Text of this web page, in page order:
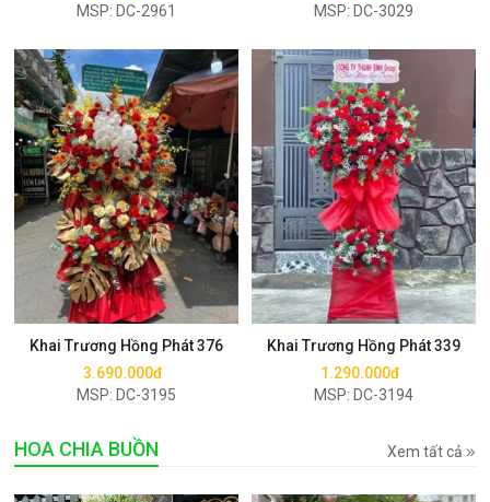
MSP: DC-2961
MSP: DC-3029
Khai Trương Hồng Phát 376
3.690.000đ
MSP: DC-3195
Mua ngay
Khai Trương Hồng Phát 339
1.290.000đ
MSP: DC-3194
Mua ngay
HOA CHIA BUỒN Xem tất cả